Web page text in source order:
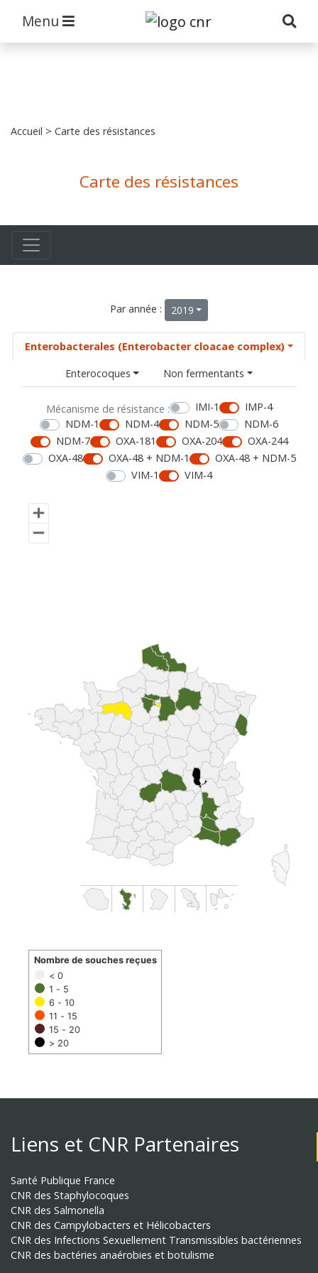
Menu
Accueil > Carte des résistances
Carte des résistances
Par année : 2019
Enterobacterales (Enterobacter cloacae complex)
Enterocoques
Non fermentants
Mécanisme de résistance : IMI-1
IMP-4
NDM-1
NDM-4 NDM-5
NDM-6
NDM-7
OXA-181 OXA-204
OXA-244
OXA-48
OXA-48 + NDM-1
OXA-48 + NDM-5
VIM-1
VIM-4
< 0
1 - 5
6 - 10
11 - 15
15 - 20
> 20
Nombre de souches reçues
Liens et CNR Partenaires
Santé Publique France
CNR des Staphylocoques
CNR des Salmonella
CNR des Campylobacters et Hélicobacters
CNR des Infections Sexuellement Transmissibles bactériennes
CNR des bactéries anaérobies et botulisme